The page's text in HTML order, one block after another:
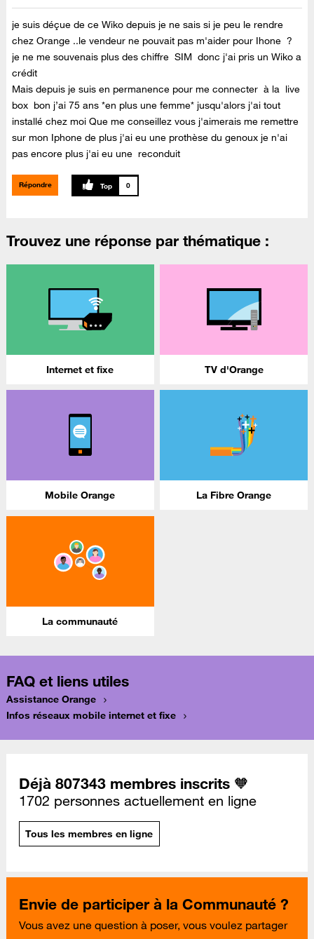
je suis déçue de ce Wiko depuis je ne sais si je peu le rendre
chez Orange ..le vendeur ne pouvait pas m'aider pour Ihone ?
je ne me souvenais plus des chiffre SIM donc j'ai pris un Wiko a
crédit
Mais depuis je suis en permanence pour me connecter à la live
box bon j’ai 75 ans *en plus une femme* jusqu'alors j'ai tout
installé chez moi Que me conseillez vous j'aimerais me remettre
sur mon Iphone de plus j'ai eu une prothèse du genoux je n'ai
pas encore plus j'ai eu une reconduit
Répondre 0
Trouvez une réponse par thématique :
Internet et fixe TV d'Orange
Mobile Orange La Fibre Orange
La communauté
FAQ et liens utiles
Assistance Orange
Infos réseaux mobile internet et fixe
Déjà 807343 membres inscrits 🧡
1702 personnes actuellement en ligne
Tous les membres en ligne
Envie de participer à la Communauté ?
Vous avez une question à poser, vous voulez partager